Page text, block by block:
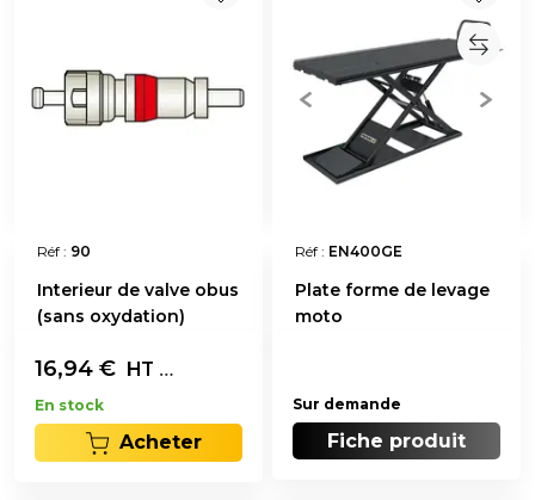
Réf : 90
Interieur de valve obus
(sans oxydation)
16,94 € HT Les 100
En stock
Acheter
Réf : EN400GE
Plate forme de levage
moto
Sur demande
Fiche produit